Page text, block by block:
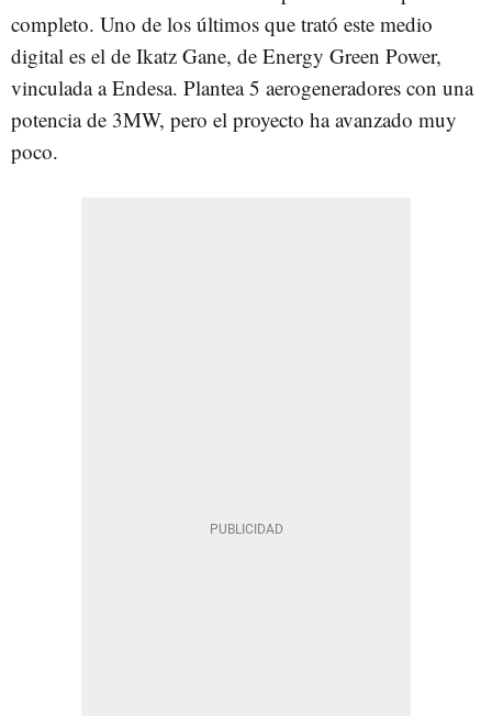
completo. Uno de los últimos que trató este medio
digital es el de Ikatz Gane, de Energy Green Power,
vinculada a Endesa. Plantea 5 aerogeneradores con una
potencia de 3MW, pero el proyecto ha avanzado muy
poco.